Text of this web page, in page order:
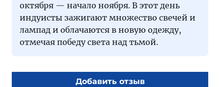
октября — начало ноября. В этот день
индуисты зажигают множество свечей и
лампад и облачаются в новую одежду,
отмечая победу света над тьмой.
Добавить отзыв